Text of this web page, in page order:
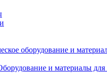
оборудование и
и материалы